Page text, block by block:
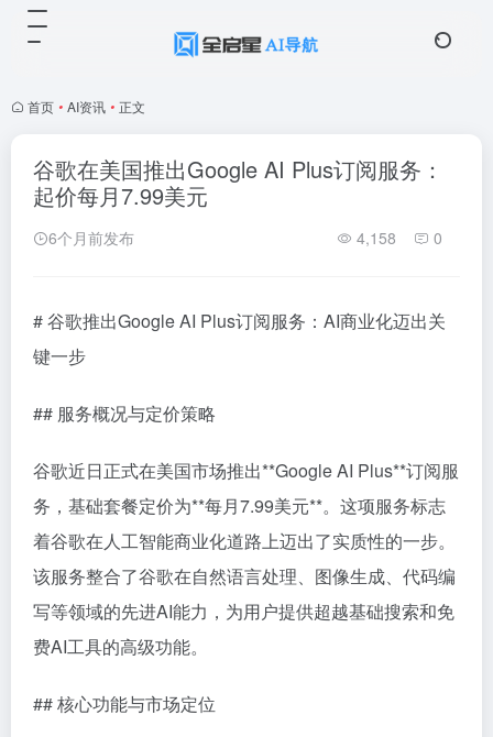
首页 • AI资讯 • 正文
谷歌在美国推出Google AI Plus订阅服务：
起价每月7.99美元
6个月前发布 4,158 0
# 谷歌推出Google AI Plus订阅服务：AI商业化迈出关
键一步
## 服务概况与定价策略
谷歌近日正式在美国市场推出**Google AI Plus**订阅服
务，基础套餐定价为**每月7.99美元**。这项服务标志
着谷歌在人工智能商业化道路上迈出了实质性的一步。
该服务整合了谷歌在自然语言处理、图像生成、代码编
写等领域的先进AI能力，为用户提供超越基础搜索和免
费AI工具的高级功能。
## 核心功能与市场定位